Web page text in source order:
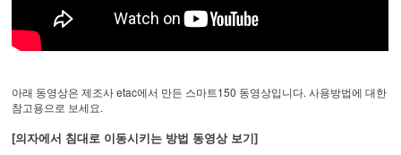
아래 동영상은 제조사 etac에서 만든 스마트150 동영상입니다. 사용방법에 대한
참고용으로 보세요.
[의자에서 침대로 이동시키는 방법 동영상 보기]